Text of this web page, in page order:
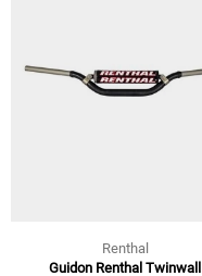
Renthal
Guidon Renthal Twinwall